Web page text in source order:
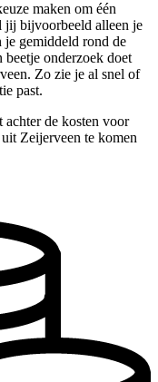
maken om één
jij bijvoorbeeld alleen je
je gemiddeld rond de
onderzoek doet
Zo zie je al snel of
past.
achter de kosten voor
Zeijerveen te komen